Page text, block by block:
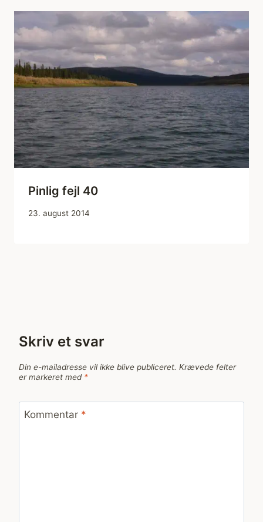
Pinlig fejl 40
23. august 2014
Skriv et svar
Din e-mailadresse vil ikke blive publiceret. Krævede felter
er markeret med *
Kommentar *